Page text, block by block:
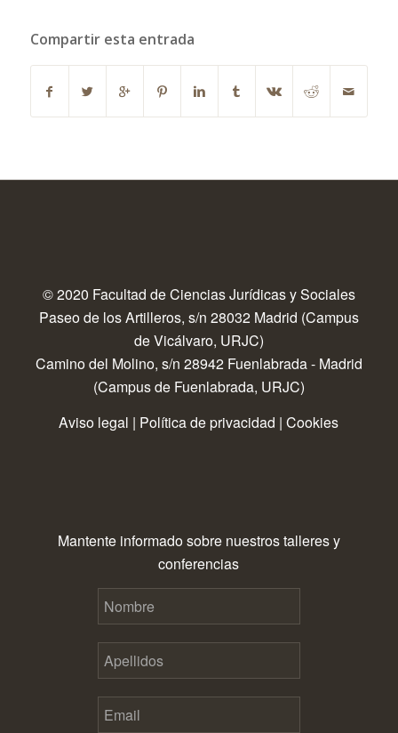
Compartir esta entrada
© 2020 Facultad de Ciencias Jurídicas y Sociales
Paseo de los Artilleros, s/n 28032 Madrid (Campus
de Vicálvaro, URJC)
Camino del Molino, s/n 28942 Fuenlabrada - Madrid
(Campus de Fuenlabrada, URJC)
Aviso legal | Política de privacidad |Cookies
Mantente informado sobre nuestros talleres y
conferencias